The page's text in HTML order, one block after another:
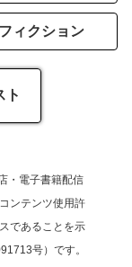
ィクション
ト
・電子書籍配信
ンテンツ使用許
であることを示
号）です。